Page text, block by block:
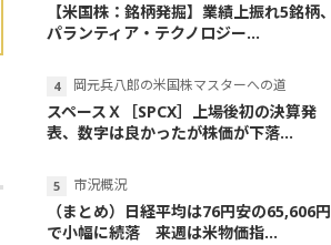
【米国株：銘柄発掘】業績上振れ5銘柄、
パランティア・テクノロジー...
岡元兵八郎の米国株マスターへの道
スペースＸ［SPCX］上場後初の決算発
表、数字は良かったが株価が下落...
市況概況
（まとめ）日経平均は76円安の65,606円
で小幅に続落 来週は米物価指...